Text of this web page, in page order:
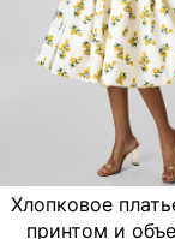
Хлопковое
принтом и